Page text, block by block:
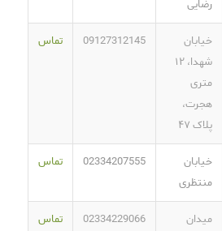
رضایی
خیابان
شهدا، ۱۲
متری
هجرت،
پلاک ۴۷
09127312145 تماس
خیابان
منتظری
02334207555 تماس
میدان
02334229066 تماس